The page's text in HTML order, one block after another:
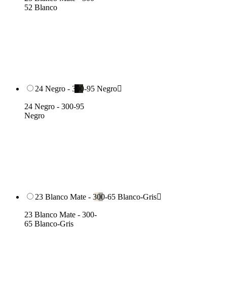
52 Blanco
24 Negro - 300-95 Negro
24 Negro - 300-95
Negro
23 Blanco Mate - 300-65 Blanco-Gris
23 Blanco Mate - 300-
65 Blanco-Gris